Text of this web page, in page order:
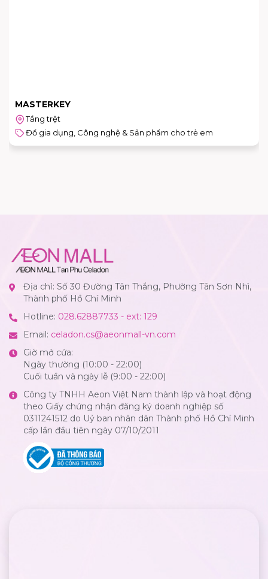
MASTERKEY
Tầng trệt
Đồ gia dụng, Công nghệ & Sản phẩm cho trẻ em
Địa chỉ: Số 30 Đường Tân Thắng, Phường Tân Sơn Nhì,
Thành phố Hồ Chí Minh
Hotline: 028.62887733 - ext: 129
Email: celadon.cs@aeonmall-vn.com
Giờ mở cửa:
Ngày thường (10:00 - 22:00)
Cuối tuần và ngày lễ (9:00 - 22:00)
Công ty TNHH Aeon Việt Nam thành lập và hoạt động
theo Giấy chứng nhận đăng ký doanh nghiệp số
0311241512 do Uỷ ban nhân dân Thành phố Hồ Chí Minh
cấp lần đầu tiên ngày 07/10/2011